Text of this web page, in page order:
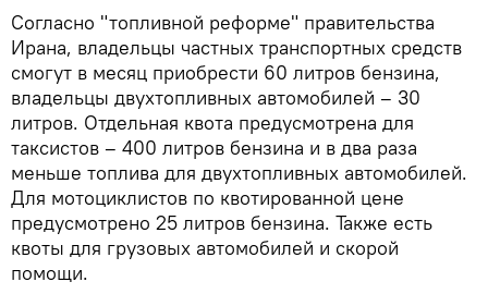
Согласно "топливной реформе" правительства
Ирана, владельцы частных транспортных средств
смогут в месяц приобрести 60 литров бензина,
владельцы двухтопливных автомобилей – 30
литров. Отдельная квота предусмотрена для
таксистов – 400 литров бензина и в два раза
меньше топлива для двухтопливных автомобилей.
Для мотоциклистов по квотированной цене
предусмотрено 25 литров бензина. Также есть
квоты для грузовых автомобилей и скорой
помощи.